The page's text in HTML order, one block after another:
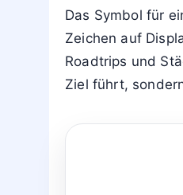
Das Symbol für
Zeichen auf
Roadtrips und
Ziel führt,